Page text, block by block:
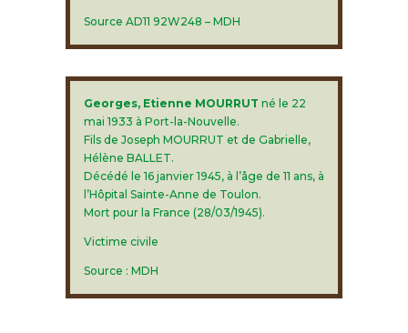
Source AD11 92W248 – MDH
Georges, Etienne MOURRUT né le 22
mai 1933 à Port-la-Nouvelle.
Fils de Joseph MOURRUT et de Gabrielle,
Hélène BALLET.
Décédé le 16 janvier 1945, à l’âge de 11 ans, à
l’Hôpital Sainte-Anne de Toulon.
Mort pour la France (28/03/1945).
Victime civile
Source : MDH